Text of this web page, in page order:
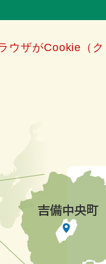
ウザがCookie（